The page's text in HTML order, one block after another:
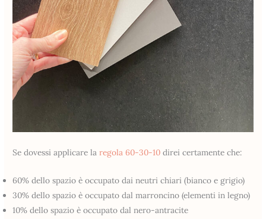
Se dovessi applicare laregola 60-30-10 direi certamente che:
60% dello spazio è occupato dai neutri chiari (bianco e grigio)
30% dello spazio è occupato dal marroncino (elementi in legno)
10% dello spazio è occupato dal nero-antracite